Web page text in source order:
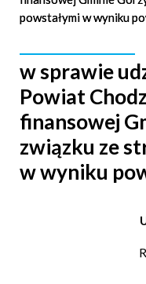
powstałymi w wyniku
w sprawie
Powiat
finansowej
związku ze
w wyniku